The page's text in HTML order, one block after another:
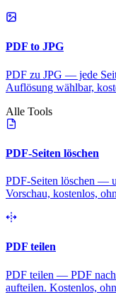
PDF to JPG
PDF zu JPG — jede
Auflösung wählbar,
Alle Tools
PDF-Seiten löschen
PDF-Seiten löschen —
Vorschau, kostenlos,
PDF teilen
PDF teilen — PDF nach
aufteilen. Kostenlos,